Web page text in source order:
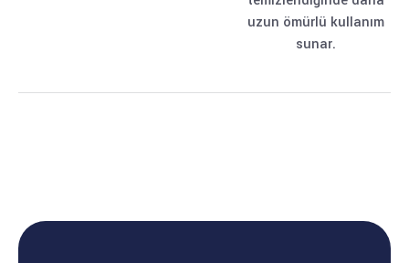
uzun ömürlü kullanım
sunar.